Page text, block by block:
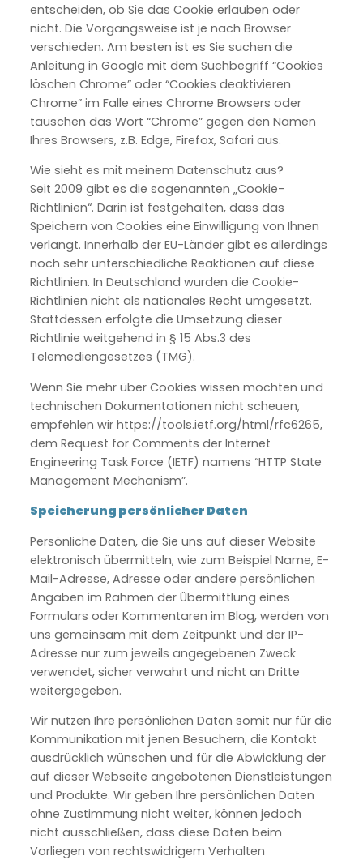
entscheiden, ob Sie das Cookie erlauben oder
nicht. Die Vorgangsweise ist je nach Browser
verschieden. Am besten ist es Sie suchen die
Anleitung in Google mit dem Suchbegriff “Cookies
löschen Chrome” oder “Cookies deaktivieren
Chrome” im Falle eines Chrome Browsers oder
tauschen das Wort “Chrome” gegen den Namen
Ihres Browsers, z.B. Edge, Firefox, Safari aus.
Wie sieht es mit meinem Datenschutz aus?
Seit 2009 gibt es die sogenannten „Cookie-
Richtlinien“. Darin ist festgehalten, dass das
Speichern von Cookies eine Einwilligung von Ihnen
verlangt. Innerhalb der EU-Länder gibt es allerdings
noch sehr unterschiedliche Reaktionen auf diese
Richtlinien. In Deutschland wurden die Cookie-
Richtlinien nicht als nationales Recht umgesetzt.
Stattdessen erfolgte die Umsetzung dieser
Richtlinie weitgehend in § 15 Abs.3 des
Telemediengesetzes (TMG).
Wenn Sie mehr über Cookies wissen möchten und
technischen Dokumentationen nicht scheuen,
empfehlen wir https://tools.ietf.org/html/rfc6265,
dem Request for Comments der Internet
Engineering Task Force (IETF) namens “HTTP State
Management Mechanism”.
Speicherung persönlicher Daten
Persönliche Daten, die Sie uns auf dieser Website
elektronisch übermitteln, wie zum Beispiel Name, E-
Mail-Adresse, Adresse oder andere persönlichen
Angaben im Rahmen der Übermittlung eines
Formulars oder Kommentaren im Blog, werden von
uns gemeinsam mit dem Zeitpunkt und der IP-
Adresse nur zum jeweils angegebenen Zweck
verwendet, sicher verwahrt und nicht an Dritte
weitergegeben.
Wir nutzen Ihre persönlichen Daten somit nur für die
Kommunikation mit jenen Besuchern, die Kontakt
ausdrücklich wünschen und für die Abwicklung der
auf dieser Webseite angebotenen Dienstleistungen
und Produkte. Wir geben Ihre persönlichen Daten
ohne Zustimmung nicht weiter, können jedoch
nicht ausschließen, dass diese Daten beim
Vorliegen von rechtswidrigem Verhalten